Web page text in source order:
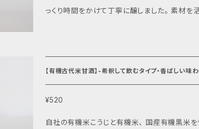
っくり時間をかけて丁寧に醸しました。 素材を活かした優しい甘さとコク、 自然の恵みがたっぷり詰まった一杯を味わってみ
ので、 朝の飲み物としてはもちろん、スポーツ後の疲れた体にも最適。 糀甘酒に含
下さい。 -------------------- 原材料名： 有機
がございますが、品質上問題ありません。開封
¥520
自社の有機米こうじと有機米、 国産有機黒米を使用した有機古代米甘酒